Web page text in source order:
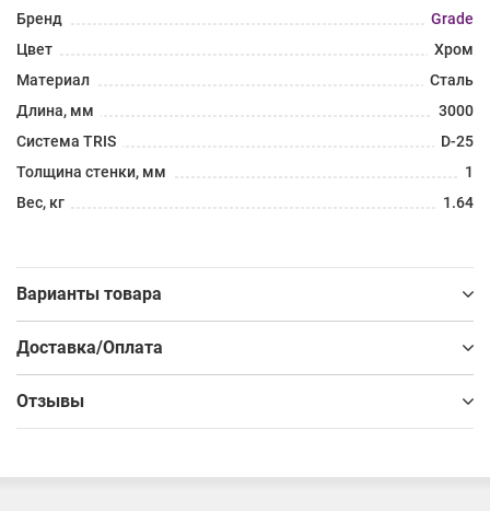
Бренд
Grade
Цвет
Хром
Материал
Сталь
Длина, мм
3000
Система TRIS
D-25
Толщина стенки, мм
1
Вес, кг
1.64
Варианты товара
Доставка/Оплата
Отзывы